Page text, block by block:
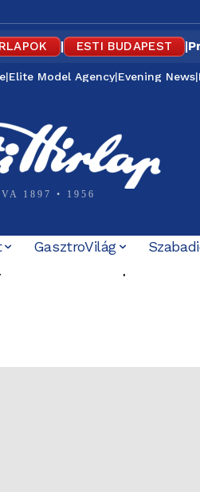
| ESTI BUDAPEST |
|Elite Model Agency|Evening News|
1897 • 1956
GasztroVilág
évvel ünnepel a MÁV